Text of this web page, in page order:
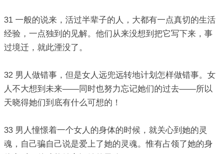
31 一般的说来，活过半辈子的人，大都有一点真切的生活
经验，一点独到的见解。他们从来没想到把它写下来，事
过境迁，就此湮没了。
32 男人做错事，但是女人远兜远转地计划怎样做错事。女
人不大想到未来——同时也努力忘记她们的过去——所以
天晓得她们到底有什么可想的！
33 男人憧憬着一个女人的身体的时候，就关心到她的灵
魂，自己骗自己说是爱上了她的灵魂。惟有占领了她的身